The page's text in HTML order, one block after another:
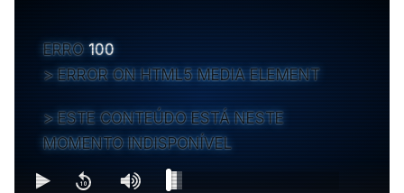
ERRO 100
ERROR ON HTML5 MEDIA ELEMENT
ESTE CONTEÚDO ESTÁ NESTE
MOMENTO INDISPONÍVEL